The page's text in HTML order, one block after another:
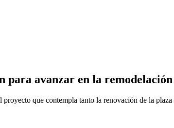
para avanzar en la
que contempla tanto la renovación de la